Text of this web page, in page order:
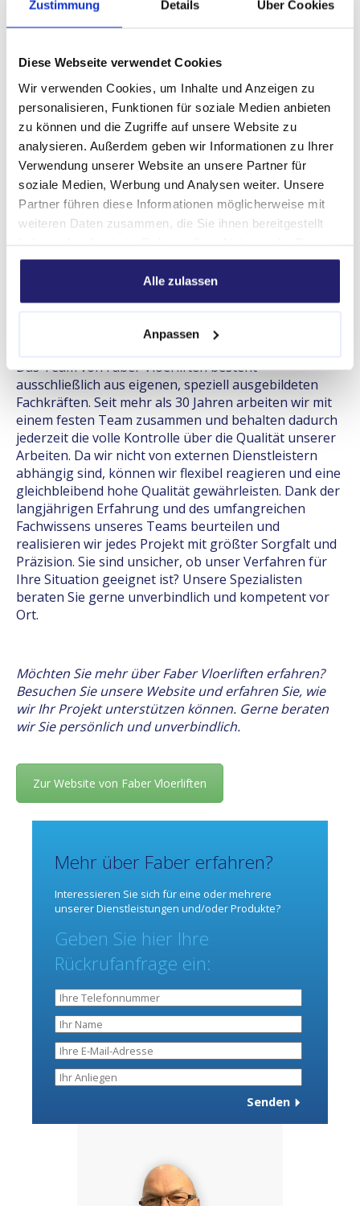
Zustimmung Details Über Cookies
Diese Webseite verwendet Cookies
Wir verwenden Cookies, um Inhalte und Anzeigen zu
personalisieren, Funktionen für soziale Medien anbieten
zu können und die Zugriffe auf unsere Website zu
analysieren. Außerdem geben wir Informationen zu Ihrer
Verwendung unserer Website an unsere Partner für
soziale Medien, Werbung und Analysen weiter. Unsere
Partner führen diese Informationen möglicherweise mit
weiteren Daten zusammen, die Sie ihnen bereitgestellt
gesammelt haben.
Alle zulassen
Anpassen
steht nach der Injektion in direktem Kontakt mit dem
Untergrund. Deshalb ist es entscheidend, dass das
Boden und Umwelt abgibt. Unser Schaumbeton wird
im firmeneigenen Labor entwickelt und umfassend
getestet. Zusätzlich lassen wir ihn von unabhängigen
Stellen prüfen, um höchste Qualitäts- und
Sicherheitsstandards zu gewährleisten. Der
Schaumbeton von Faber Vloerliften istFEV-
zertifiziert . Diese unabhängige Zertifizierung
bestätigt die hohen Anforderungen an Qualität und
Umweltverträglichkeit. So halten wir unsere
Qualitätsversprechen ein und bieten Ihnen eine
Persönlicher Service und
transparente Beratung
Das Team von Faber Vloerliften besteht
ausschließlich aus eigenen, speziell ausgebildeten
Fachkräften. Seit mehr als 30 Jahren arbeiten wir mit
einem festen Team zusammen und behalten dadurch
jederzeit die volle Kontrolle über die Qualität unserer
Arbeiten. Da wir nicht von externen Dienstleistern
abhängig sind, können wir flexibel reagieren und eine
gleichbleibend hohe Qualität gewährleisten. Dank der
langjährigen Erfahrung und des umfangreichen
Fachwissens unseres Teams beurteilen und
realisieren wir jedes Projekt mit größter Sorgfalt und
Präzision. Sie sind unsicher, ob unser Verfahren für
Ihre Situation geeignet ist? Unsere Spezialisten
beraten Sie gerne unverbindlich und kompetent vor
Ort.
Möchten Sie mehr über Faber Vloerliften erfahren?
Besuchen Sie unsere Website und erfahren Sie, wie
wir Ihr Projekt unterstützen können. Gerne beraten
wir Sie persönlich und unverbindlich.
Zur Website von Faber Vloerliften
Mehr über Faber erfahren?
Interessieren Sie sich für eine oder mehrere
unserer Dienstleistungen und/oder Produkte?
Geben Sie hier Ihre
Rückrufanfrage ein: